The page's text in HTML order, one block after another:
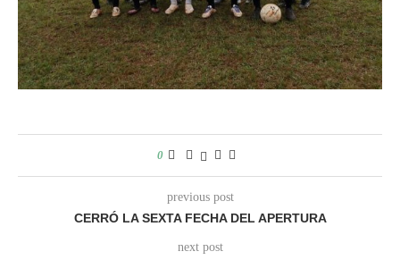
0
previous post
CERRÓ LA SEXTA FECHA DEL APERTURA
next post